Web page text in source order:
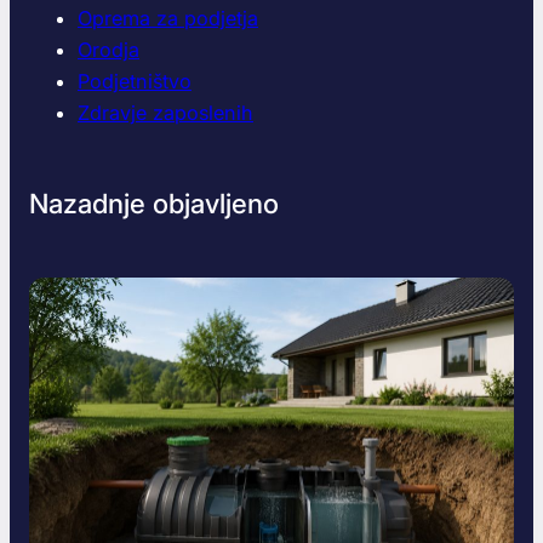
e
n
o
Oprema za podjetja
Orodja
Podjetništvo
Zdravje zaposlenih
Nazadnje objavljeno